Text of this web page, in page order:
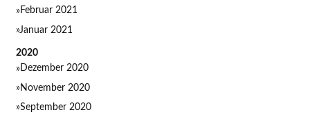
Februar 2021
Januar 2021
2020
Dezember 2020
November 2020
September 2020